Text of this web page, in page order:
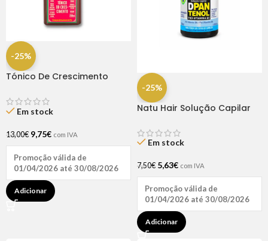
-25%
Tónico De Crescimento
Em stock
13,00€ 9,75€ com IVA
Promoção válida de
01/04/2026 até 30/08/2026
Adicionar
-25%
Natu Hair Solução Capilar
Em stock
7,50€ 5,63€ com IVA
Promoção válida de
01/04/2026 até 30/08/2026
Adicionar